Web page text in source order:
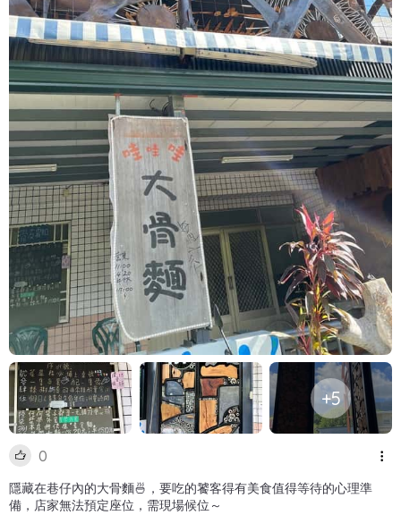
+5
0
隱藏在巷仔內的大骨麵🍜，要吃的饕客得有美食值得等待的心理準
備，店家無法預定座位，需現場候位～